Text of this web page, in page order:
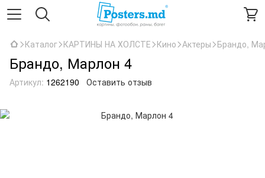
Каталог КАРТИНЫ НА ХОЛСТЕ Кино Актеры Брандо,
Брандо, Марлон 4
Артикул: 1262190 Оставить отзыв